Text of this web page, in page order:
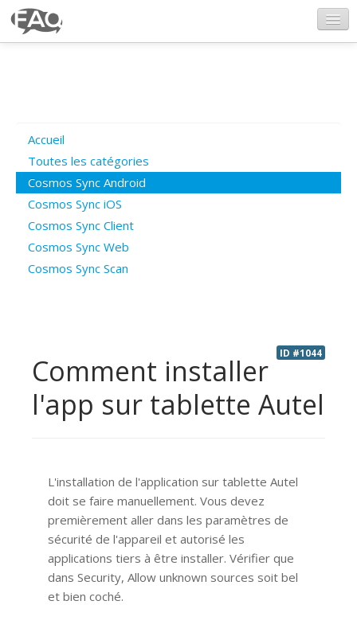
Poser une question
Questions ouvertes
Connexion
Accueil
Toutes les catégories
Cosmos Sync Android
Cosmos Sync iOS
Cosmos Sync Client
Cosmos Sync Web
Cosmos Sync Scan
ID #1044
Comment installer
l'app sur tablette Autel
L'installation de l'application sur tablette Autel
doit se faire manuellement. Vous devez
premièrement aller dans les paramètres de
sécurité de l'appareil et autorisé les
applications tiers à être installer. Vérifier que
dans Security, Allow unknown sources soit bel
et bien coché.